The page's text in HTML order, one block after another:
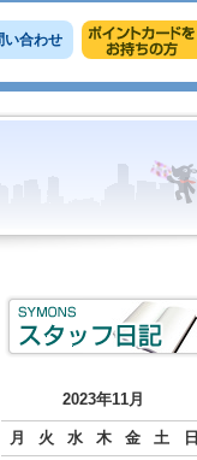
い合わせ
2023年11月
月 火 水 木 金 土 日